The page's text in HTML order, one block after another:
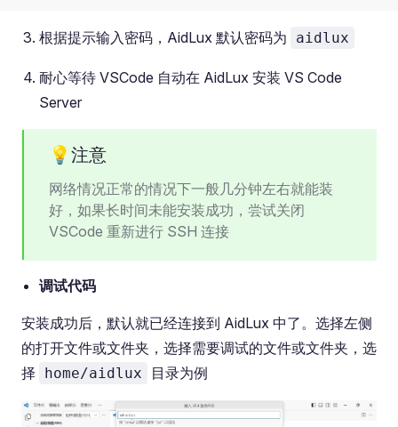
根据提示输入密码，AidLux 默认密码为 aidlux
耐心等待 VSCode 自动在 AidLux 安装 VS Code
Server
💡注意
网络情况正常的情况下一般几分钟左右就能装
好，如果长时间未能安装成功，尝试关闭
VSCode 重新进行 SSH 连接
调试代码
安装成功后，默认就已经连接到 AidLux 中了。选择左侧
的打开文件或文件夹，选择需要调试的文件或文件夹，选
择
home/aidlux 目录为例